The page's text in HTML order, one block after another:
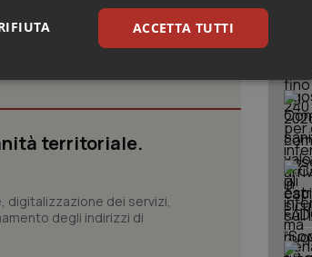
territoriale.
digitalizzazione dei servizi,
degli indirizzi di
ACCETTA TUTTI
Marketing
di base quali la navigazione sulle pagine